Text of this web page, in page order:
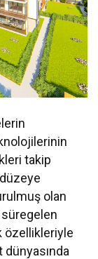
takip
olan
süregelen
özellikleriyle